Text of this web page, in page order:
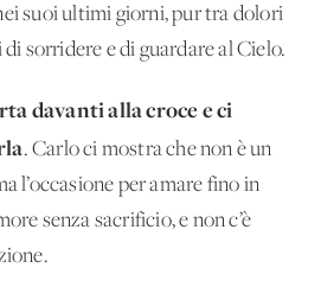
suoi ultimi giorni, pur tra dolori
sorridere e di guardare al Cielo.
davanti alla croce e ci
. Carlo ci mostra che non è un
l’occasione per amare fino in
senza sacrificio, e non c’è